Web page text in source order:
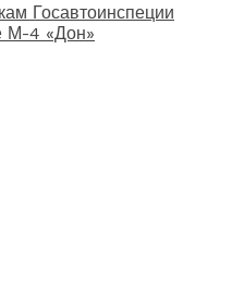
Госавтоинспеции
М-4 «Дон»